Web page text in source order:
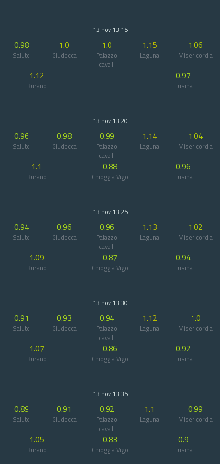
13 nov 13:15
0.98
Salute
1.0
Giudecca
1.0
Palazzo
cavalli
1.15
Laguna
1.06
Misericordia
1.12
Burano
0.97
Fusina
13 nov 13:20
0.96
Salute
0.98
Giudecca
0.99
Palazzo
cavalli
1.14
Laguna
1.04
Misericordia
1.1
Burano
0.88
Chioggia Vigo
0.96
Fusina
13 nov 13:25
0.94
Salute
0.96
Giudecca
0.96
Palazzo
cavalli
1.13
Laguna
1.02
Misericordia
1.09
Burano
0.87
Chioggia Vigo
0.94
Fusina
13 nov 13:30
0.91
Salute
0.93
Giudecca
0.94
Palazzo
cavalli
1.12
Laguna
1.0
Misericordia
1.07
Burano
0.86
Chioggia Vigo
0.92
Fusina
13 nov 13:35
0.89
Salute
0.91
Giudecca
0.92
Palazzo
cavalli
1.1
Laguna
0.99
Misericordia
1.05
Burano
0.83
Chioggia Vigo
0.9
Fusina